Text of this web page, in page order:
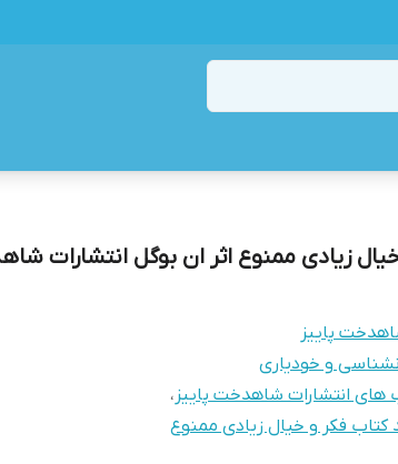
زیادی ممنوع اثر ان بوگل انتشارات
پاییز
و خودیاری
های انتشارات شاهدخت پاییز ،
کتاب فکر و خیال زیادی ممنوع